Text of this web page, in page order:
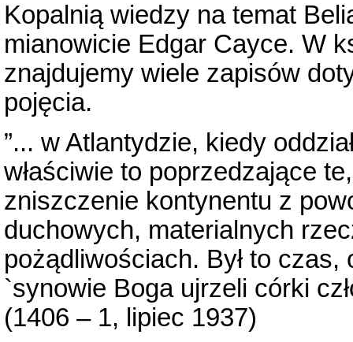
Kopalnią wiedzy na temat
mianowicie Edgar Cayce. W
znajdujemy wiele zapisów
pojęcia.
”... w Atlantydzie, kiedy
właściwie to poprzedzające
zniszczenie kontynentu z
duchowych, materialnych
pożądliwościach. Był to
`synowie Boga ujrzeli córki
(1406 – 1, lipiec 1937)